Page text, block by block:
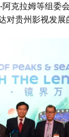
克拉姆等组委
对贵州影视发展